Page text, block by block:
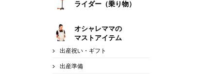
ライダー（乗り物）
オシャレママの
マストアイテム
出産祝い・ギフト
出産準備